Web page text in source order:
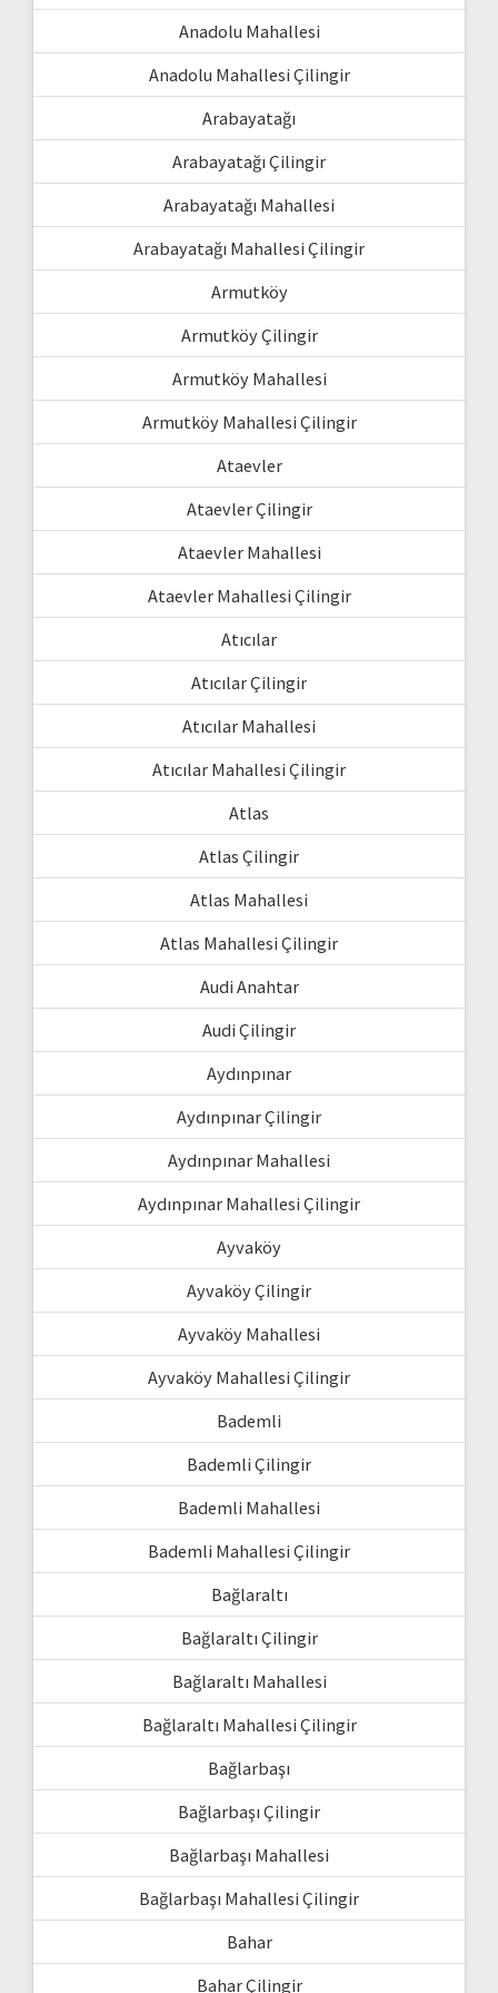
Anadolu Mahallesi
Anadolu Mahallesi Çilingir
Arabayatağı
Arabayatağı Çilingir
Arabayatağı Mahallesi
Arabayatağı Mahallesi Çilingir
Armutköy
Armutköy Çilingir
Armutköy Mahallesi
Armutköy Mahallesi Çilingir
Ataevler
Ataevler Çilingir
Ataevler Mahallesi
Ataevler Mahallesi Çilingir
Atıcılar
Atıcılar Çilingir
Atıcılar Mahallesi
Atıcılar Mahallesi Çilingir
Atlas
Atlas Çilingir
Atlas Mahallesi
Atlas Mahallesi Çilingir
Audi Anahtar
Audi Çilingir
Aydınpınar
Aydınpınar Çilingir
Aydınpınar Mahallesi
Aydınpınar Mahallesi Çilingir
Ayvaköy
Ayvaköy Çilingir
Ayvaköy Mahallesi
Ayvaköy Mahallesi Çilingir
Bademli
Bademli Çilingir
Bademli Mahallesi
Bademli Mahallesi Çilingir
Bağlaraltı
Bağlaraltı Çilingir
Bağlaraltı Mahallesi
Bağlaraltı Mahallesi Çilingir
Bağlarbaşı
Bağlarbaşı Çilingir
Bağlarbaşı Mahallesi
Bağlarbaşı Mahallesi Çilingir
Bahar
Bahar Çilingir